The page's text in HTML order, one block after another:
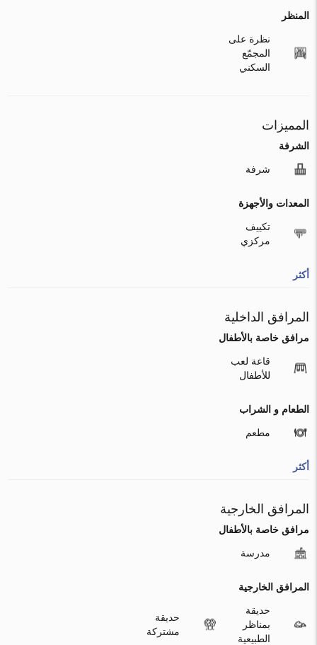
المنظر
نظرة على
المجمّع
السكني
المميزات
الشرفة
شرفة
المعدات والأجهزة
تكييف
مركزي
أكثر
المرافق الداخلية
مرافق خاصة بالأطفال
قاعة لعب
للأطفال
الطعام و الشراب
مطعم
أكثر
المرافق الخارجية
مرافق خاصة بالأطفال
مدرسة
المرافق الخارجية
حديقة
بمناظر
الطبيعية
حديقة
مشتركة